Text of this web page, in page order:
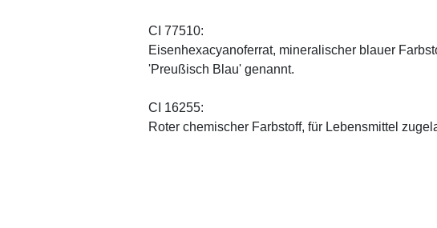
CI 77510:
Eisenhexacyanoferrat, mineralischer blauer
'Preußisch Blau' genannt.
CI 16255:
Roter chemischer Farbstoff, für Lebensmittel